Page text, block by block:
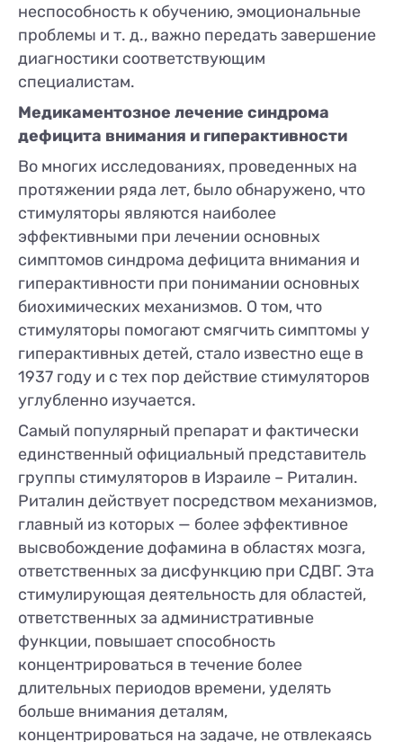
неспособность к обучению, эмоциональные
проблемы и т. д., важно передать завершение
диагностики соответствующим
специалистам.
Медикаментозное лечение синдрома
дефицита внимания и гиперактивности
Во многих исследованиях, проведенных на
протяжении ряда лет, было обнаружено, что
стимуляторы являются наиболее
эффективными при лечении основных
симптомов синдрома дефицита внимания и
гиперактивности при понимании основных
биохимических механизмов. О том, что
стимуляторы помогают смягчить симптомы у
гиперактивных детей, стало известно еще в
1937 году и с тех пор действие стимуляторов
углубленно изучается.
Самый популярный препарат и фактически
единственный официальный представитель
группы стимуляторов в Израиле – Риталин.
Риталин действует посредством механизмов,
главный из которых — более эффективное
высвобождение дофамина в областях мозга,
ответственных за дисфункцию при СДВГ. Эта
стимулирующая деятельность для областей,
ответственных за административные
функции, повышает способность
концентрироваться в течение более
длительных периодов времени, уделять
больше внимания деталям,
концентрироваться на задаче, не отвлекаясь